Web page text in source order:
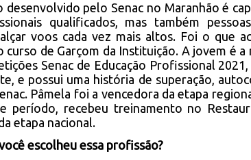
desenvolvido pelo Senac no Maranhão é
qualificados, mas também
voos cada vez mais altos. Foi o que
curso de Garçom da Instituição. A jovem é
Senac de Educação Profissional
e possui uma história de superação,
Pâmela foi a vencedora da etapa
período, recebeu treinamento no
etapa nacional.
escolheu essa profissão?